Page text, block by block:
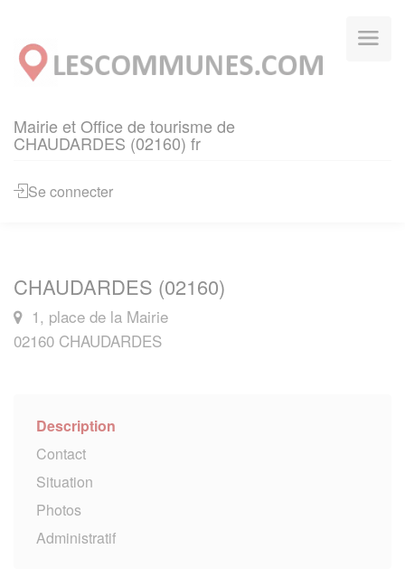
Mairie et Office de tourisme de
CHAUDARDES (02160) fr
Se connecter
CHAUDARDES (02160)
1, place de la Mairie
02160 CHAUDARDES
Description
Contact
Situation
Photos
Administratif